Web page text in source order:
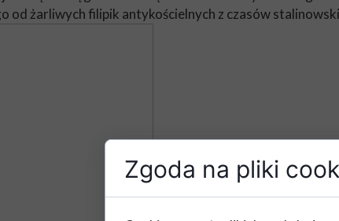
od żarliwych filipik antykościelnych z czasów
Zgoda na pliki